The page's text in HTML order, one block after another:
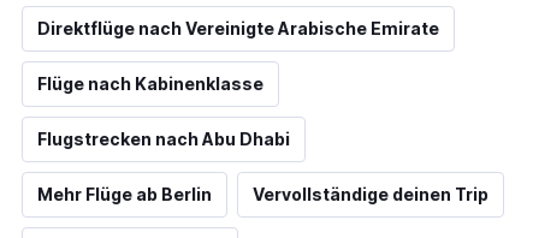
Direktflüge nach Vereinigte Arabische Emirate
Flüge nach Kabinenklasse
Flugstrecken nach Abu Dhabi
Mehr Flüge ab Berlin Vervollständige deinen Trip